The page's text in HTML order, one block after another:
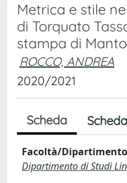
Metrica e stile
di Torquato
stampa di
ROCCO, ANDREA
2020/2021
Scheda
Facoltà/Dipartimento
Dipartimento di Studi